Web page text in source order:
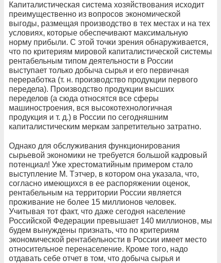
Капиталистическая система хозяйствования исходит
преимущественно из вопросов экономической
выгоды, размещая производство в тех местах и на тех
условиях, которые обеспечивают максимальную
норму прибыли. С этой точки зрения обнаруживается,
что по критериям мировой капиталистической системы
рентабельным типом деятельности в России
выступает только добыча сырья и его первичная
переработка (т. н. производство продукции первого
передела). Производство продукции высших
переделов (а сюда относятся все сферы
машиностроения, вся высокотехнологичная
продукция и т. д.) в России по сегодняшним
капиталистическим меркам запретительно затратно.
Однако для обслуживания функционирования
сырьевой экономики не требуется большой кадровый
потенциал! Уже хрестоматийным примером стало
выступление М. Тэтчер, в котором она указала, что,
согласно имеющихся в ее распоряжении оценок,
рентабельным на территории России является
проживание не более 15 миллионов человек.
Учитывая тот факт, что даже сегодня население
Российской Федерации превышает 140 миллионов, мы
будем вынуждены признать, что по критериям
экономической рентабельности в России имеет место
относительное перенаселение. Кроме того, надо
отдавать себе отчет в том, что добыча сырья и